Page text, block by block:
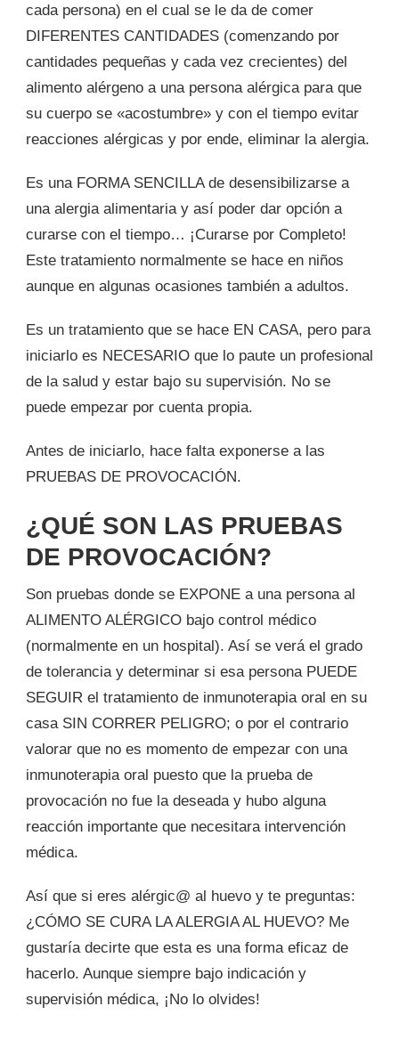
cada persona) en el cual se le da de comer
DIFERENTES CANTIDADES (comenzando por
cantidades pequeñas y cada vez crecientes) del
alimento alérgeno a una persona alérgica para que
su cuerpo se «acostumbre» y con el tiempo evitar
reacciones alérgicas y por ende, eliminar la alergia.
Es una FORMA SENCILLA de desensibilizarse a
una alergia alimentaria y así poder dar opción a
curarse con el tiempo… ¡Curarse por Completo!
Este tratamiento normalmente se hace en niños
aunque en algunas ocasiones también a adultos.
Es un tratamiento que se hace EN CASA, pero para
iniciarlo es NECESARIO que lo paute un profesional
de la salud y estar bajo su supervisión. No se
puede empezar por cuenta propia.
Antes de iniciarlo, hace falta exponerse a las
PRUEBAS DE PROVOCACIÓN.
¿QUÉ SON LAS PRUEBAS
DE PROVOCACIÓN?
Son pruebas donde se EXPONE a una persona al
ALIMENTO ALÉRGICO bajo control médico
(normalmente en un hospital). Así se verá el grado
de tolerancia y determinar si esa persona PUEDE
SEGUIR el tratamiento de inmunoterapia oral en su
casa SIN CORRER PELIGRO; o por el contrario
valorar que no es momento de empezar con una
inmunoterapia oral puesto que la prueba de
provocación no fue la deseada y hubo alguna
reacción importante que necesitara intervención
médica.
Así que si eres alérgic@ al huevo y te preguntas:
¿CÓMO SE CURA LA ALERGIA AL HUEVO? Me
gustaría decirte que esta es una forma eficaz de
hacerlo. Aunque siempre bajo indicación y
supervisión médica, ¡No lo olvides!